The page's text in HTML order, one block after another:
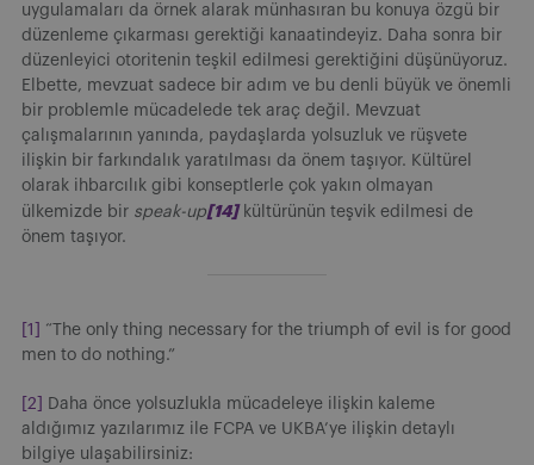
uygulamaları da örnek alarak münhasıran bu konuya özgü bir
düzenleme çıkarması gerektiği kanaatindeyiz. Daha sonra bir
düzenleyici otoritenin teşkil edilmesi gerektiğini düşünüyoruz.
Elbette, mevzuat sadece bir adım ve bu denli büyük ve önemli
bir problemle mücadelede tek araç değil. Mevzuat
çalışmalarının yanında, paydaşlarda yolsuzluk ve rüşvete
ilişkin bir farkındalık yaratılması da önem taşıyor. Kültürel
olarak ihbarcılık gibi konseptlerle çok yakın olmayan
ülkemizde bir speak-up[14] kültürünün teşvik edilmesi de
önem taşıyor.
[1]
“The only thing necessary for the triumph of evil is for good
men to do nothing.”
[2]
Daha önce yolsuzlukla mücadeleye ilişkin kaleme
aldığımız yazılarımız ile FCPA ve UKBA’ye ilişkin detaylı
bilgiye ulaşabilirsiniz: